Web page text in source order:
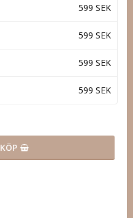
599 SEK
599 SEK
599 SEK
599 SEK
KÖP